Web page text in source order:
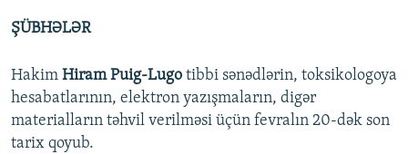
ŞÜBHƏLƏR
Hakim Hiram Puig-Lugo tibbi sənədlərin, toksikologoya
hesabatlarının, elektron yazışmaların, digər
materialların təhvil verilməsi üçün fevralın 20-dək son
tarix qoyub.